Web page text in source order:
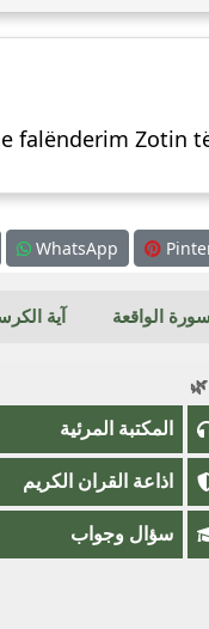
falënderim Zotin
WhatsApp
سورة الواقعة آية
المكتبة المرئية
اذاعة القران الكريم
سؤال وجواب